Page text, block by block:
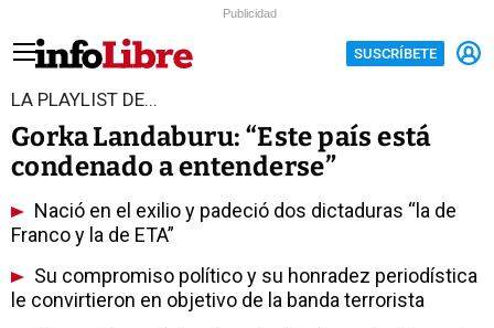
Publicidad
SUSCRÍBETE
LA PLAYLIST DE...
Gorka Landaburu: “Este país está
condenado a entenderse”
Nació en el exilio y padeció dos dictaduras “la de
Franco y la de ETA”
Su compromiso político y su honradez periodística
le convirtieron en objetivo de la banda terrorista